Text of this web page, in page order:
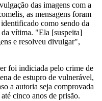
das imagens com a
as mensagens foram
como sendo da
vítima. "Ela [suspeita]
e resolveu divulgar",
foi indiciada pelo crime de
de estupro de vulnerável,
a autoria seja comprovada
cinco anos de prisão.